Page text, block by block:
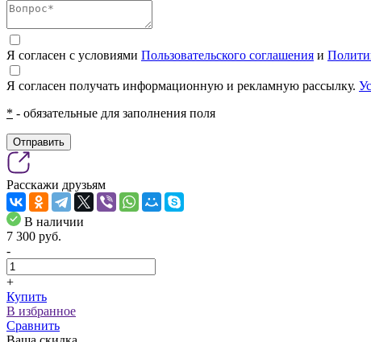
Я согласен с условиями Пользовательского соглашения и
Я согласен получать информационную и рекламную рассылку.
* - обязательные для заполнения поля
Отправить
Расскажи друзьям
В наличии
7 300 pуб.
-
+
Купить
В избранное
Сравнить